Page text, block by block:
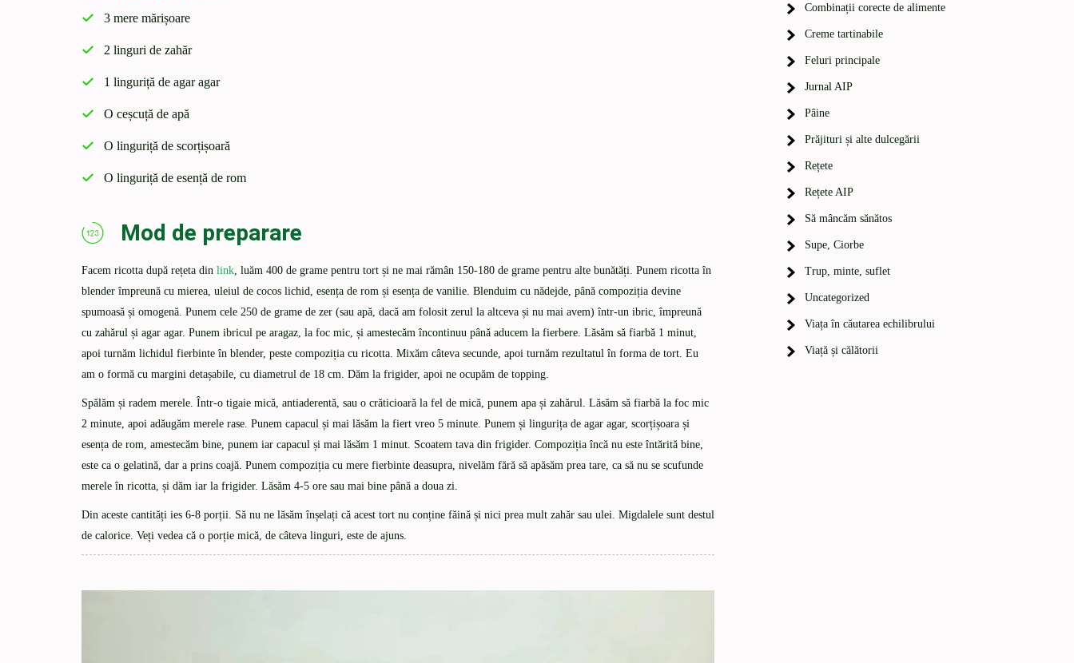
3 mere mărișoare
2 linguri de zahăr
1 linguriță de agar agar
O ceșcuță de apă
O linguriță de scorțișoară
O linguriță de esență de rom
Mod de preparare
Facem ricotta după rețeta din link , luăm 400 de grame pentru tort și ne mai rămân 150-180 de grame pentru alte bunătăți. Punem ricotta în
blender împreună cu mierea, uleiul de cocos lichid, esența de rom și esența de vanilie. Blenduim cu nădejde, până compoziția devine
spumoasă și omogenă. Punem cele 250 de grame de zer (sau apă, dacă am folosit zerul la altceva și nu mai avem) într-un ibric, împreună
cu zahărul și agar agar. Punem ibricul pe aragaz, la foc mic, și amestecăm încontinuu până aducem la fierbere. Lăsăm să fiarbă 1 minut,
apoi turnăm lichidul fierbinte în blender, peste compoziția cu ricotta. Mixăm câteva secunde, apoi turnăm rezultatul în forma de tort. Eu
am o formă cu margini detașabile, cu diametrul de 18 cm. Dăm la frigider, apoi ne ocupăm de topping.
Spălăm și radem merele. Într-o tigaie mică, antiaderentă, sau o crăticioară la fel de mică, punem apa și zahărul. Lăsăm să fiarbă la foc mic
2 minute, apoi adăugăm merele rase. Punem capacul și mai lăsăm la fiert vreo 5 minute. Punem și lingurița de agar agar, scorțișoara și
esența de rom, amestecăm bine, punem iar capacul și mai lăsăm 1 minut. Scoatem tava din frigider. Compoziția încă nu este întărită bine,
este ca o gelatină, dar a prins coajă. Punem compoziția cu mere fierbinte deasupra, nivelăm fără să apăsăm prea tare, ca să nu se scufunde
merele în ricotta, și dăm iar la frigider. Lăsăm 4-5 ore sau mai bine până a doua zi.
Din aceste cantități ies 6-8 porții. Să nu ne lăsăm înșelați că acest tort nu conține făină și nici prea mult zahăr sau ulei. Migdalele sunt destul
de calorice. Veți vedea că o porție mică, de câteva linguri, este de ajuns.
Combinații corecte de alimente
Creme tartinabile
Feluri principale
Jurnal AIP
Pâine
Prăjituri și alte dulcegării
Rețete
Rețete AIP
Să mâncăm sănătos
Supe, Ciorbe
Trup, minte, suflet
Uncategorized
Viața în căutarea echilibrului
Viață și călătorii